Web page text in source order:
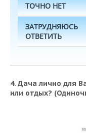
ТОЧНО НЕТ
ЗАТРУДНЯЮСЬ
ОТВЕТИТЬ
4. Дача лично для
или отдых?